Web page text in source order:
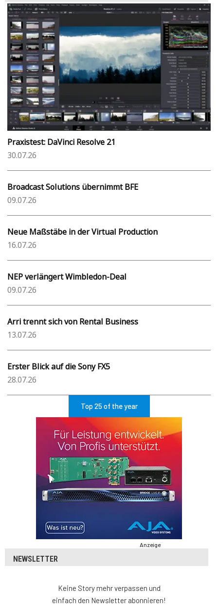
Praxistest: DaVinci Resolve 21
30.07.26
Broadcast Solutions übernimmt BFE
09.07.26
Neue Maßstäbe in der Virtual Production
16.07.26
NEP verlängert Wimbledon-Deal
09.07.26
Arri trennt sich von Rental Business
13.07.26
Erster Blick auf die Sony FX5
28.07.26
Top 25 of the year
Anzeige
NEWSLETTER
Keine Story mehr verpassen und
einfach den Newsletter abonnieren!